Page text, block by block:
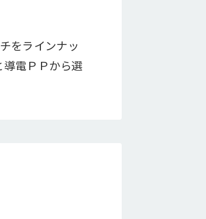
をラインナッ
電ＰＰから選